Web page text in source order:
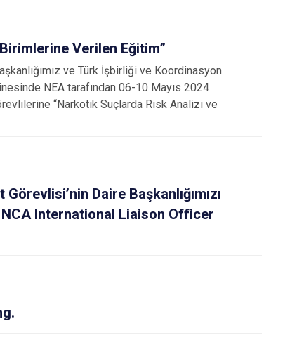
Birimlerine Verilen Eğitim”
ve Türk İşbirliği ve Koordinasyon
NEA tarafından 06-10 Mayıs 2024
“Narkotik Suçlarda Risk Analizi ve
Daire Başkanlığımızı
International Liaison Officer